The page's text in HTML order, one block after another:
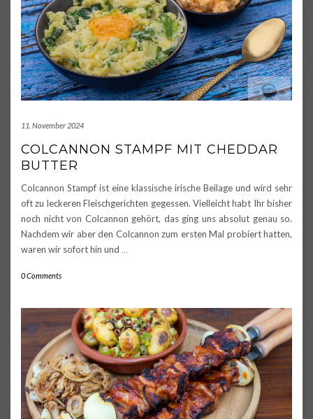
11. November 2024
COLCANNON STAMPF MIT CHEDDAR
BUTTER
Colcannon Stampf ist eine klassische irische Beilage und wird sehr
oft zu leckeren Fleischgerichten gegessen. Vielleicht habt Ihr bisher
noch nicht von Colcannon gehört, das ging uns absolut genau so.
Nachdem wir aber den Colcannon zum ersten Mal probiert hatten,
waren wir sofort hin und …
0 Comments